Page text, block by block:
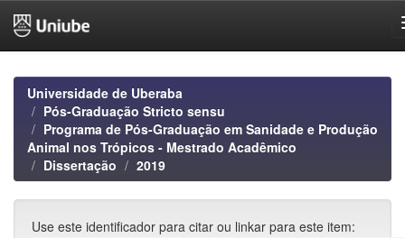
navigationUniversidade de Uberaba
Pós-Graduação Stricto sensu
Programa de Pós-Graduação em Sanidade e Produção
Animal nos Trópicos - Mestrado Acadêmico
Dissertação
2019
Use este identificador para citar ou linkar para este item: